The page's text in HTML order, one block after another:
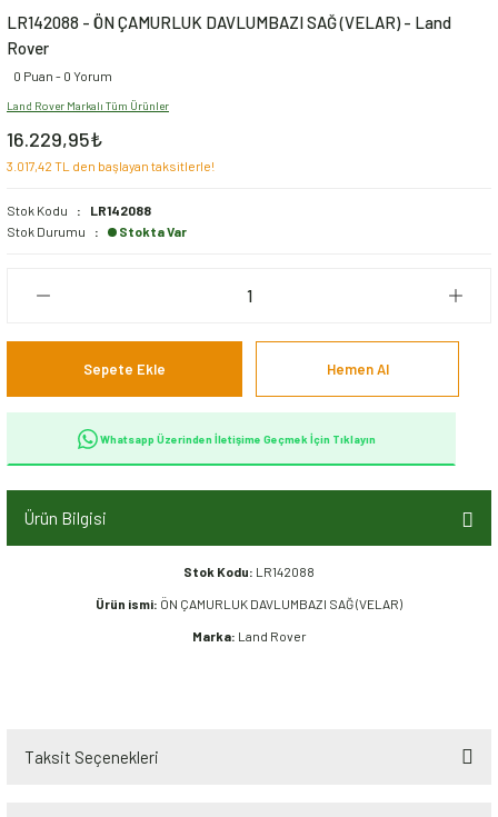
LR142088 - ÖN ÇAMURLUK DAVLUMBAZI SAĞ (VELAR) - Land
Rover
0 Puan - 0 Yorum
Land Rover Markalı Tüm Ürünler
16.229,95₺
3.017,42 TL den başlayan taksitlerle!
Stok Kodu
LR142088
Stok Durumu
Stokta Var
Sepete Ekle Hemen Al
Whatsapp Üzerinden İletişime Geçmek İçin Tıklayın
Ürün Bilgisi
Stok Kodu: LR142088
Ürün ismi: ÖN ÇAMURLUK DAVLUMBAZI SAĞ (VELAR)
Marka: Land Rover
Taksit Seçenekleri